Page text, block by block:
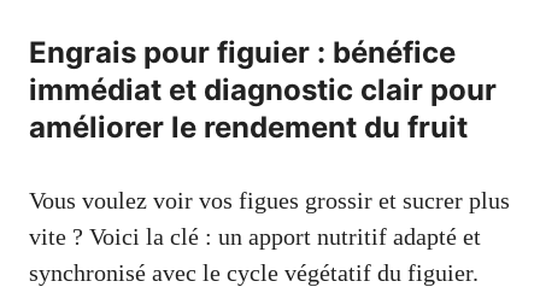
Engrais pour figuier : bénéfice
immédiat et diagnostic clair pour
améliorer le rendement du fruit
Vous voulez voir vos figues grossir et sucrer plus
vite ? Voici la clé : un apport nutritif adapté et
synchronisé avec le cycle végétatif du figuier.